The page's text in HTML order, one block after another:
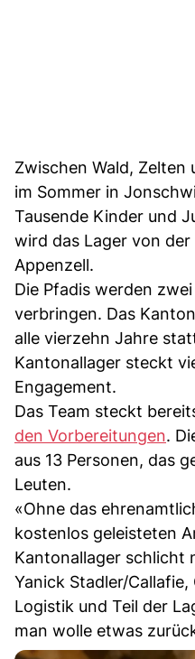
Zwischen Wald,
im Sommer in
Tausende Kinder und
wird das Lager von der
Appenzell.
Die Pfadis werden
verbringen. Das
alle vierzehn Jahre
Kantonallager steckt
Engagement.
Das Team steckt
den Vorbereitungen.
aus 13 Personen, das
Leuten.
«Ohne das
kostenlos geleisteten
Kantonallager schlicht
Yanick Stadler/
Logistik und Teil der
man wolle etwas